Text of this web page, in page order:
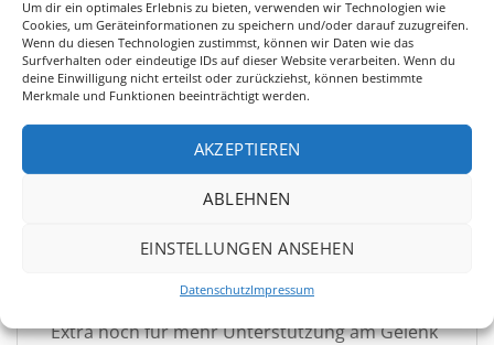
Um dir ein optimales Erlebnis zu bieten, verwenden wir Technologien wie
Cookies, um Geräteinformationen zu speichern und/oder darauf zuzugreifen.
Wenn du diesen Technologien zustimmst, können wir Daten wie das
Surfverhalten oder eindeutige IDs auf dieser Website verarbeiten. Wenn du
deine Einwilligung nicht erteilst oder zurückziehst, können bestimmte
Merkmale und Funktionen beeinträchtigt werden.
AKZEPTIEREN
ABLEHNEN
EINSTELLUNGEN ANSEHEN
DatenschutzImpressum
– Aufwärmen von Sehnen und Bändern vor
Belastung
– Schlagschutz in der Box und auf dem
Transport
Besprich den Einsatz unserer Produkte
ebenfalls mit Deinem Tierarzt / Therapeuten.
mit Infrarot Keramikmembran
Extra hoch für mehr Unterstützung am Gelenk